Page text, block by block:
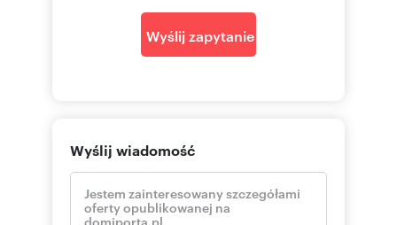
Wyślij zapytanie
Wyślij wiadomość